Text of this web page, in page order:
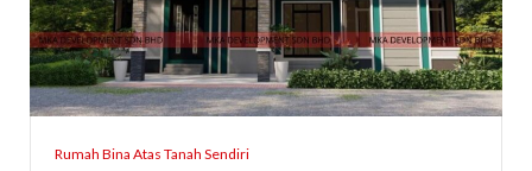
Rumah Bina Atas Tanah Sendiri